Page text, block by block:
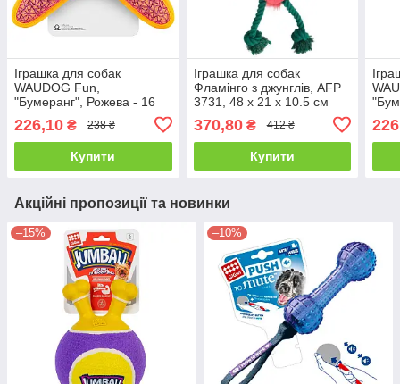
Іграшка для собак
WAUDOG Fun,
"Бумеранг", Рожева - 16
226,10 ₴ 238 ₴
Купити
Іграшка для собак
Фламінго з джунглів, AFP
3731, 48 x 21 x 10.5 см
370,80₴ 412 ₴
Купити
Акційні пропозиції та новинки
–15% –10%